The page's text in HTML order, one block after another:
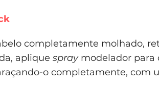
completamente molhado,
aplique spray modelador para
o completamente, com